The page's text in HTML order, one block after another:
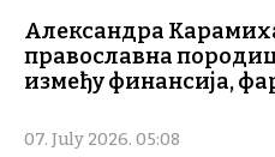
Александра
православна
између финансија,
07. July 2026. 05:08